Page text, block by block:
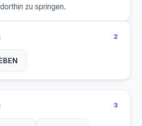
zu springen.
2
3